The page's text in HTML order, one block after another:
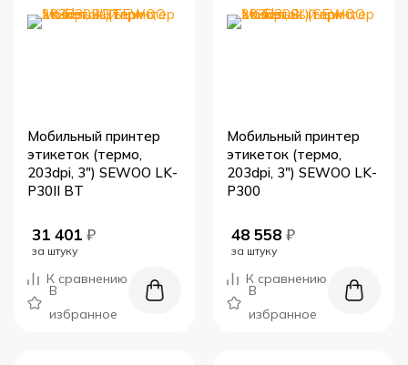
Мобильный принтер
этикеток (термо,
203dpi, 3") SEWOO LK-
P30II BT
31 401 ₽
за штуку
К сравнению
В
избранное
Мобильный принтер
этикеток (термо,
203dpi, 3") SEWOO LK-
P300
48 558 ₽
за штуку
К сравнению
В
избранное